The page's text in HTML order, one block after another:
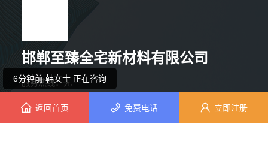
邯郸至臻全宅新材料有限公司
服务热线：无
4分钟前 廖小姐 正在咨询
6分钟前 韩女士 正在咨询
10分钟前 吴先生 正在咨询
返回首页 免费电话 立即注册